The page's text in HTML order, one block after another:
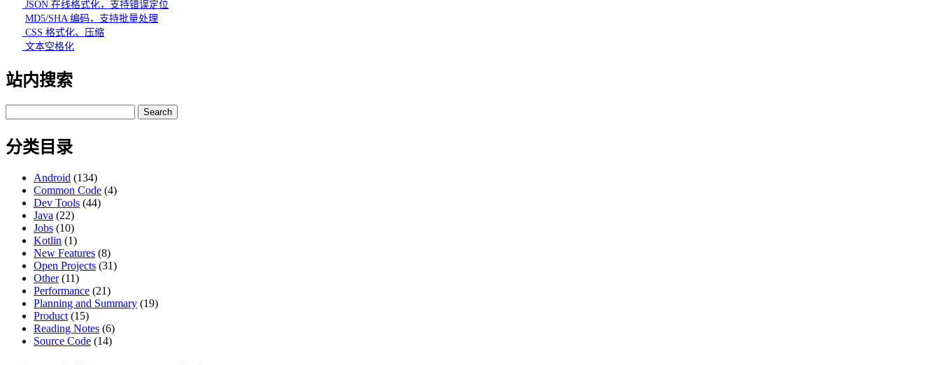
JSON 在线格式化，支持错误定位
MD5/SHA 编码，支持批量处理
CSS 格式化、压缩
文本空格化
站内搜索
for:
分类目录
Android (134)
Common Code (4)
Dev Tools (44)
Java (22)
Jobs (10)
Kotlin (1)
New Features (8)
Open Projects (31)
Other(11)
Performance (21)
Planning and Summary (19)
Product (15)
Reading Notes (6)
Source Code (14)